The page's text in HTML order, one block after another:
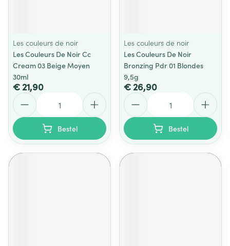
Les couleurs de noir
Les Couleurs De Noir Cc
Cream 03 Beige Moyen
30ml
€ 21,90
Bestel
Les couleurs de noir
Les Couleurs De Noir
Bronzing Pdr 01 Blondes
9,5g
€ 26,90
Bestel